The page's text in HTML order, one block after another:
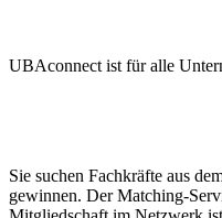
UBAconnect ist für alle
Sie suchen Fachkräfte aus
gewinnen. Der Matching-